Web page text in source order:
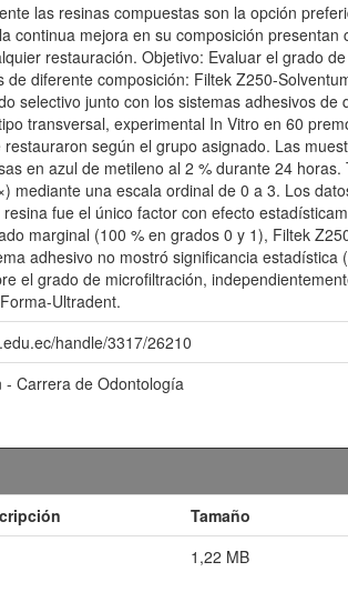
las resinas compuestas son la opción
continua mejora en su composición
restauración. Objetivo: Evaluar el grado
de diferente composición: Filtek Z250-
selectivo junto con los sistemas adhesivos
transversal, experimental In Vitro en 60
según el grupo asignado. Las
en azul de metileno al 2 % durante 24
mediante una escala ordinal de 0 a 3. Los
fue el único factor con efecto
marginal (100 % en grados 0 y 1), Filtek
adhesivo no mostró significancia
el grado de microfiltración,
Ultradent.
handle/3317/26210
- Carrera de Odontología
Tamaño
1,22 MB